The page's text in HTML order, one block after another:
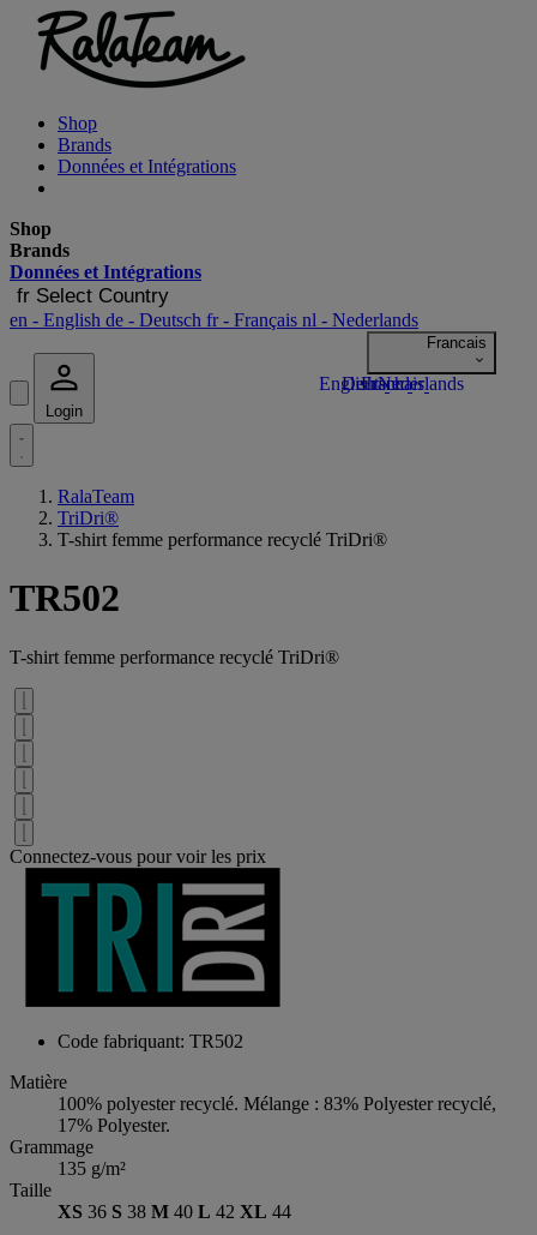
Shop
Brands
Données et Intégrations
Shop
Brands
Données et Intégrations
fr Select Country
en - English de - Deutsch fr- Français nl - Nederlands
Login
RalaTeam
TriDri®
T-shirt femme performance recyclé TriDri®
TR502
T-shirt femme performance recyclé TriDri®
Connectez-vous pour voir les prix
Code fabriquant: TR502
Matière
100% polyester recyclé. Mélange : 83% Polyester recyclé,
17% Polyester.
Grammage
135 g/m²
Taille
XS 36 S 38 M 40 L 42 XL 44